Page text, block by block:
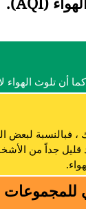
أن تلوث الهواء
، فبالنسبة لبعض
جداً من